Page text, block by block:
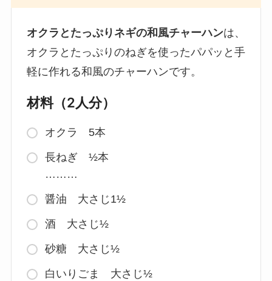
オクラとたっぷりネギの和風チャーハンは、
オクラとたっぷりのねぎを使ったパパッと手
軽に作れる和風のチャーハンです。
材料（2人分）
オクラ 5本
長ねぎ ½本
………
醤油 大さじ1½
酒 大さじ½
砂糖 大さじ½
白いりごま 大さじ½